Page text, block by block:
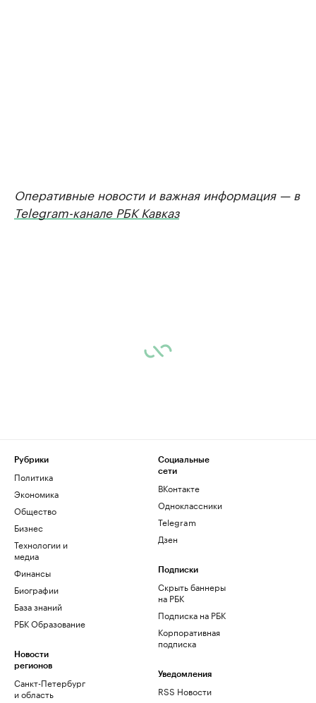
Оперативные новости и важная информация — в
Telegram-канале РБК Кавказ
Рубрики
Политика
Экономика
Общество
Бизнес
Технологии и
медиа
Финансы
Биографии
База знаний
РБК Образование
Новости
регионов
Санкт-Петербург
и область
Социальные
сети
ВКонтакте
Одноклассники
Telegram
Дзен
Подписки
Скрыть баннеры
на РБК
Подписка на РБК
Корпоративная
подписка
Уведомления
RSS Новости